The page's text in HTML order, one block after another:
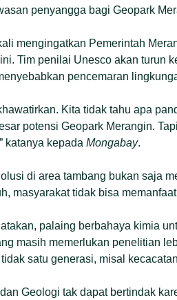
penyangga bagi Geopark
mengingatkan Pemerintah
Tim penilai Unesco akan turun
pencemaran
Kita tidak tahu apa
potensi Geopark Merangin.
katanya kepada Mongabay.
di area tambang bukan saja
masyarakat tidak bisa
palaing berbahaya kimia
masih memerlukan penelitian
satu generasi, misal
Geologi tak dapat bertindak